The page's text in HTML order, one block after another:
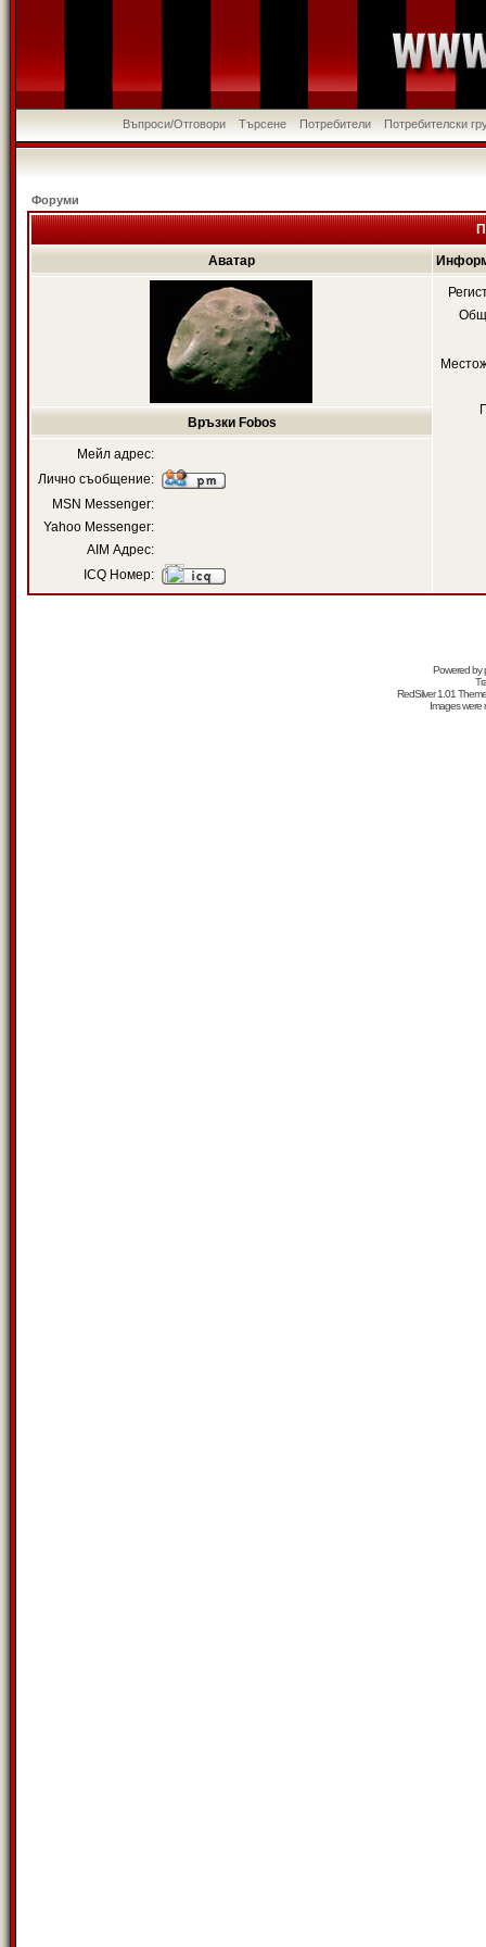
Въпроси/Отговори Търсене Потребители Потребителски
Форуми
Аватар
Връзки Fobos
Мейл адрес:
Лично съобщение:
MSN Messenger:
Yahoo Messenger:
AIM Адрес:
ICQ Номер:
Powered by
RedSilver 1.01
Images were